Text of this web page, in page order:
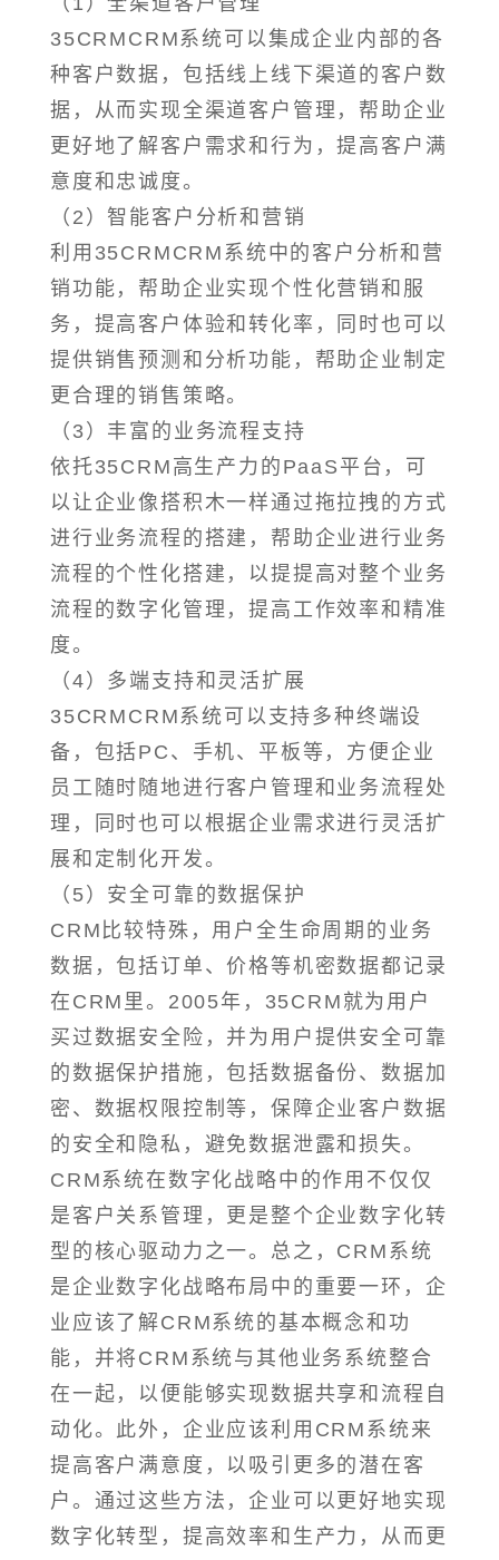
35CRMCRM系统可以集成企业内部的各
种客户数据，包括线上线下渠道的客户数
据，从而实现全渠道客户管理，帮助企业
更好地了解客户需求和行为，提高客户满
意度和忠诚度。
（2）智能客户分析和营销
利用35CRMCRM系统中的客户分析和营
销功能，帮助企业实现个性化营销和服
务，提高客户体验和转化率，同时也可以
提供销售预测和分析功能，帮助企业制定
更合理的销售策略。
（3）丰富的业务流程支持
依托35CRM高生产力的PaaS平台，可
以让企业像搭积木一样通过拖拉拽的方式
进行业务流程的搭建，帮助企业进行业务
流程的个性化搭建，以提提高对整个业务
流程的数字化管理，提高工作效率和精准
度。
（4）多端支持和灵活扩展
35CRMCRM系统可以支持多种终端设
备，包括PC、手机、平板等，方便企业
员工随时随地进行客户管理和业务流程处
理，同时也可以根据企业需求进行灵活扩
展和定制化开发。
（5）安全可靠的数据保护
CRM比较特殊，用户全生命周期的业务
数据，包括订单、价格等机密数据都记录
在CRM里。2005年，35CRM就为用户
买过数据安全险，并为用户提供安全可靠
的数据保护措施，包括数据备份、数据加
密、数据权限控制等，保障企业客户数据
的安全和隐私，避免数据泄露和损失。
CRM系统在数字化战略中的作用不仅仅
是客户关系管理，更是整个企业数字化转
型的核心驱动力之一。总之，CRM系统
是企业数字化战略布局中的重要一环，企
业应该了解CRM系统的基本概念和功
能，并将CRM系统与其他业务系统整合
在一起，以便能够实现数据共享和流程自
动化。此外，企业应该利用CRM系统来
提高客户满意度，以吸引更多的潜在客
户。通过这些方法，企业可以更好地实现
数字化转型，提高效率和生产力，从而更